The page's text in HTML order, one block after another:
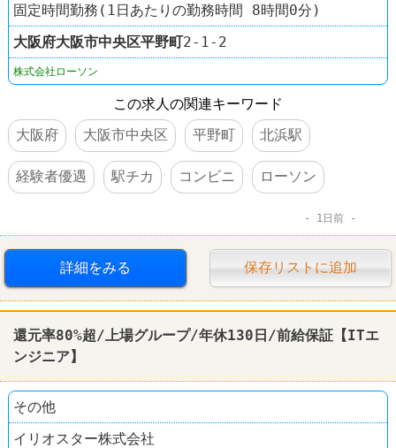
固定時間勤務(1日あたりの勤務時間 8時間0分)
大阪府大阪市中央区平野町2‐1‐2
株式会社ローソン
この求人の関連キーワード
大阪府
大阪市中央区 平野町 北浜駅
経験者優遇 駅チカ コンビニ ローソン
1日前
詳細をみる 保存リストに追加
還元率80%超/上場グループ/年休130日/前給保証【ITエ
ンジニア】
その他
イリオスター株式会社